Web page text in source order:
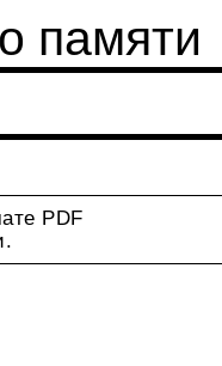
памяти
PDF